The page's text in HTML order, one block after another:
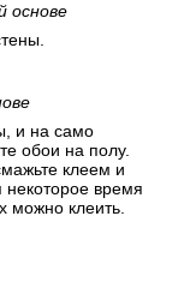
основе
и на само
обои на полу.
клеем и
время
можно клеить.